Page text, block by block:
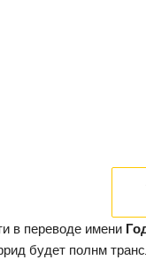
в переводе имени
будет полнм